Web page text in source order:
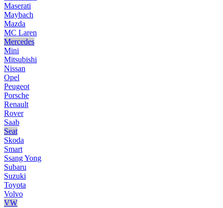
Maserati
Maybach
Mazda
MC Laren
Mercedes
Mini
Mitsubishi
Nissan
Opel
Peugeot
Porsche
Renault
Rover
Saab
Seat
Skoda
Smart
Ssang Yong
Subaru
Suzuki
Toyota
Volvo
VW